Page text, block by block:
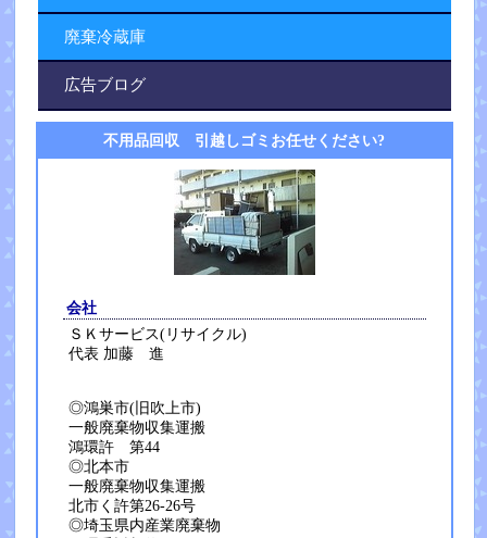
廃棄冷蔵庫
広告ブログ
不用品回収 引越しゴミお任せください?
会社
ＳＫサービス(リサイクル)
代表 加藤 進
◎鴻巣市(旧吹上市)
一般廃棄物収集運搬
鴻環許 第44
◎北本市
一般廃棄物収集運搬
北市く許第26-26号
◎埼玉県内産業廃棄物